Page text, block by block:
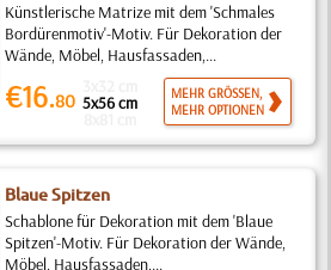
Künstlerische Matrize mit dem 'Schmales
Bordürenmotiv'-Motiv. Für Dekoration der
Wände, Möbel, Hausfassaden,...
€16.80 5x56 cm
MEHR GRÖSSEN,
MEHR OPTIONEN
Blaue Spitzen
Schablone für Dekoration mit dem 'Blaue
Spitzen'-Motiv. Für Dekoration der Wände,
Möbel, Hausfassaden,...